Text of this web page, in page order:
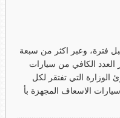
فترة، وعبر اكثر من سبعة
العدد الكافي من سيارات
التي تفتقر لكل
الاسعاف المجهزة بأ